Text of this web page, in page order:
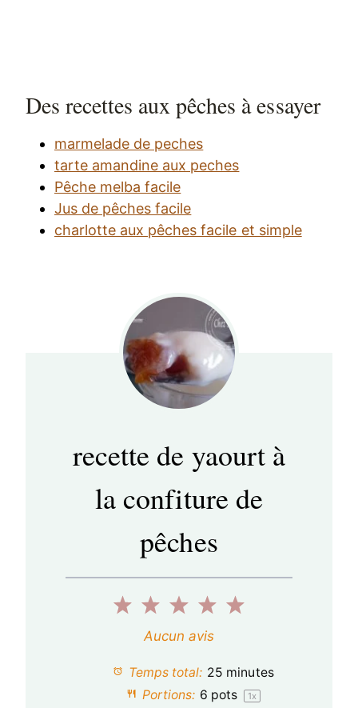
Des recettes aux pêches à essayer
marmelade de peches
tarte amandine aux peches
Pêche melba facile
Jus de pêches facile
charlotte aux pêches facile et simple
recette de yaourt à
la confiture de
pêches
5
t
o
4
t
o
3
é
t
o
2
é
t
o
1
t
o
Aucun avis
Temps total: 25 minutes
Portions: 6 pots 1x